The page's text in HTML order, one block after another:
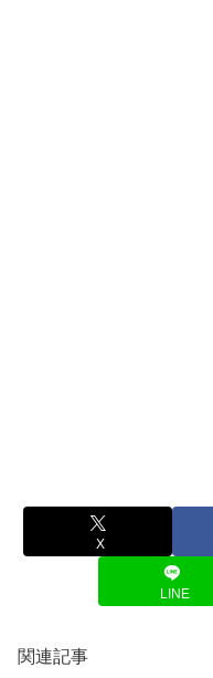
X
LINE
関連記事